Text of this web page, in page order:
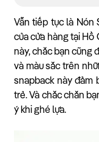
Vẫn tiếp tục là Nón
của cửa hàng tại Hồ
này, chắc bạn cũng
và màu sắc trên
snapback này đảm
trẻ. Và chắc chắn
ý khi ghé lựa.